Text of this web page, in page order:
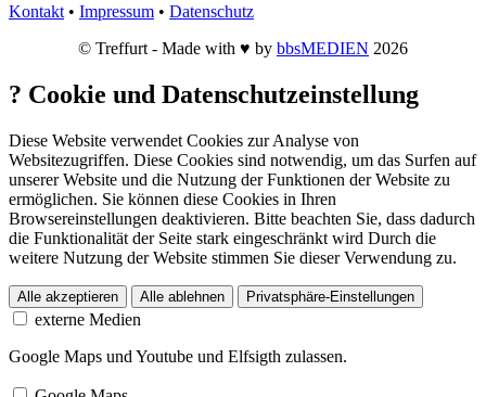
Kontakt • Impressum • Datenschutz
© Treffurt - Made with ♥ by bbsMEDIEN 2026
? Cookie und Datenschutzeinstellung
Diese Website verwendet Cookies zur Analyse von
Websitezugriffen. Diese Cookies sind notwendig, um das Surfen auf
unserer Website und die Nutzung der Funktionen der Website zu
ermöglichen. Sie können diese Cookies in Ihren
Browsereinstellungen deaktivieren. Bitte beachten Sie, dass dadurch
die Funktionalität der Seite stark eingeschränkt wird Durch die
weitere Nutzung der Website stimmen Sie dieser Verwendung zu.
Alle akzeptieren Alle ablehnen Privatsphäre-Einstellungen
externe Medien
Google Maps und Youtube und Elfsigth zulassen.